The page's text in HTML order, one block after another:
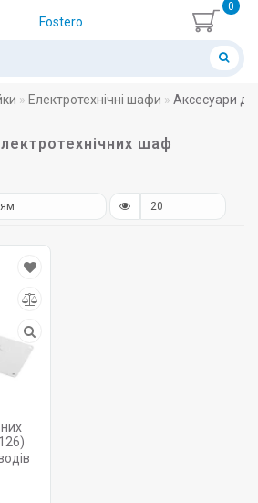
0
Електротехнічні шафи Аксесуари
шаф